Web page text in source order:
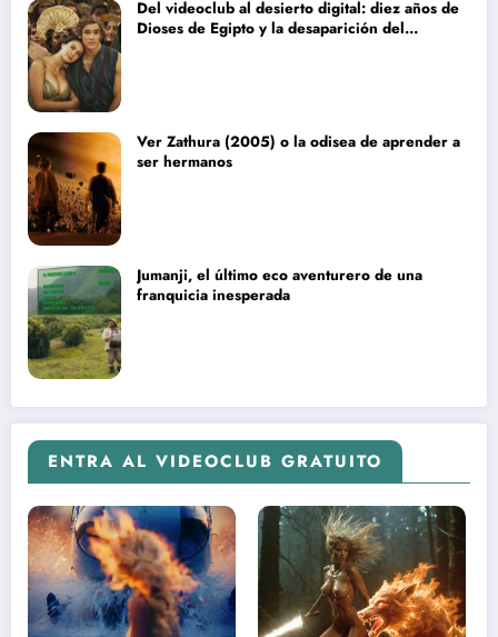
Del videoclub al desierto digital: diez años de
Dioses de Egipto y la desaparición del
Ver Zathura (2005) o la odisea de aprender a
ser hermanos
Jumanji, el último eco aventurero de una
franquicia inesperada
ENTRA AL VIDEOCLUB GRATUITO